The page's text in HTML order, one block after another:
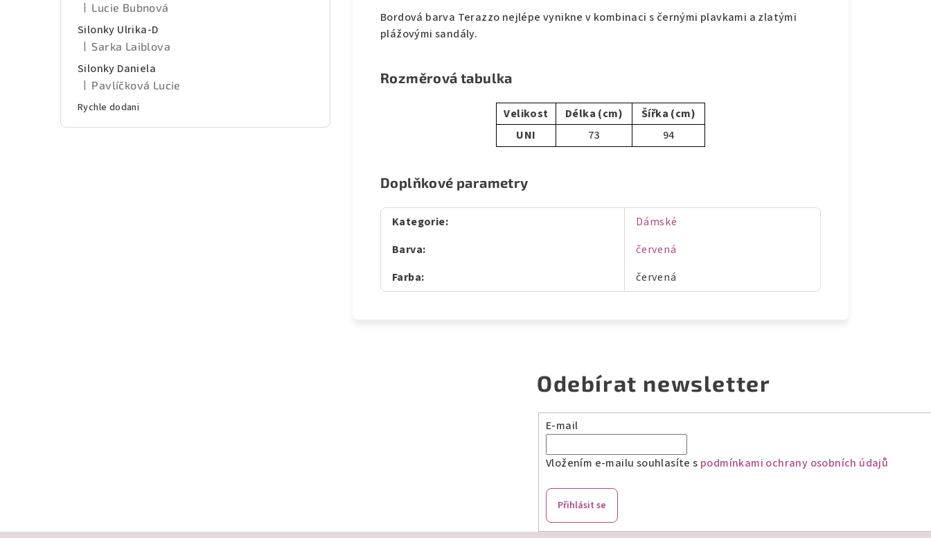
Hodnocení produktu je 5 z 5 hvězdiček.
Lucie Bubnová
Silonky Ulrika-D
Hodnocení produktu je 5 z 5 hvězdiček.
Sarka Laiblova
Silonky Daniela
Hodnocení produktu je 5 z 5 hvězdiček.
Pavlíčková Lucie
Rychle dodani
Bordová barva Terazzo nejlépe vynikne v kombinaci s černými plavkami a zlatými
plážovými sandály.
Rozměrová tabulka
Velikost Délka (cm)
Šířka (cm)
UNI
73 94
Doplňkové parametry
Kategorie:
Dámské
Barva:
červená
Farba: červená
Odebírat newsletter
E-mail
Vložením e-mailu souhlasíte s podmínkami ochrany osobních údajů
Přihlásit se